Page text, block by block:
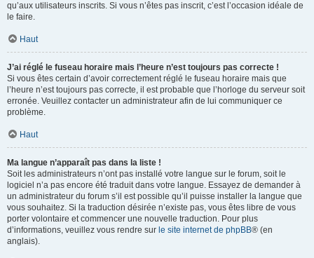
qu’aux utilisateurs inscrits. Si vous n’êtes pas inscrit, c’est l’occasion idéale de
le faire.
Haut
J’ai réglé le fuseau horaire mais l’heure n’est toujours pas correcte !
Si vous êtes certain d’avoir correctement réglé le fuseau horaire mais que
l’heure n’est toujours pas correcte, il est probable que l’horloge du serveur soit
erronée. Veuillez contacter un administrateur afin de lui communiquer ce
problème.
Haut
Ma langue n’apparaît pas dans la liste !
Soit les administrateurs n’ont pas installé votre langue sur le forum, soit le
logiciel n’a pas encore été traduit dans votre langue. Essayez de demander à
un administrateur du forum s’il est possible qu’il puisse installer la langue que
vous souhaitez. Si la traduction désirée n’existe pas, vous êtes libre de vous
porter volontaire et commencer une nouvelle traduction. Pour plus
d’informations, veuillez vous rendre sur le site internet de phpBB® (en
anglais).